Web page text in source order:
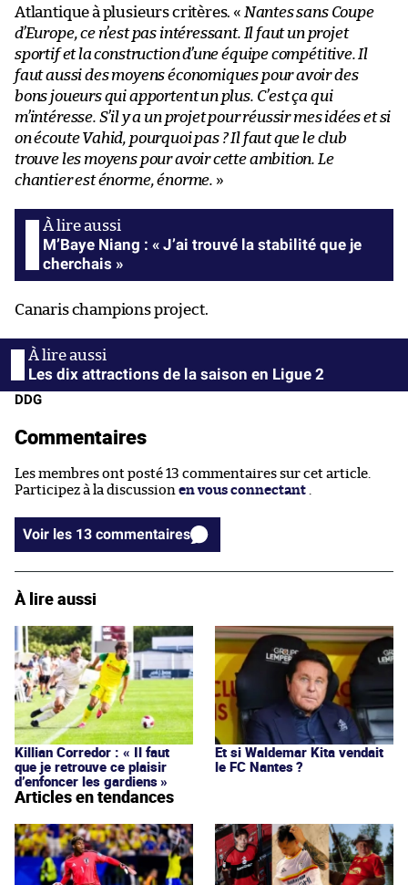
Atlantique à plusieurs critères. « Nantes sans Coupe
d’Europe, ce n’est pas intéressant. Il faut un projet
sportif et la construction d’une équipe compétitive. Il
faut aussi des moyens économiques pour avoir des
bons joueurs qui apportent un plus. C’est ça qui
m’intéresse. S’il y a un projet pour réussir mes idées et si
on écoute Vahid, pourquoi pas ? Il faut que le club
trouve les moyens pour avoir cette ambition. Le
chantier est énorme, énorme. »
M’Baye Niang : « J’ai trouvé la stabilité que je
cherchais »
Canaris champions project.
Les dix attractions de la saison en Ligue 2
DDG
Commentaires
Les membres ont posté 13 commentaires sur cet article.
Participez à la discussion en vous connectant
Voir les 13 commentaires
À lire aussi
Killian Corredor : « Il faut
que je retrouve ce plaisir
d’enfoncer les gardiens »
Et si Waldemar Kita vendait
le FC Nantes ?
Articles en tendances